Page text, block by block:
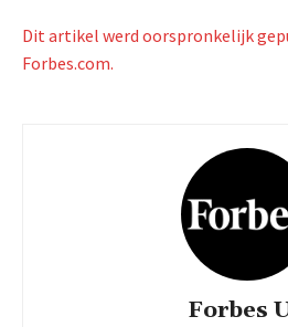
Dit artikel werd oorspronkelijk
Forbes.com.
Forbes